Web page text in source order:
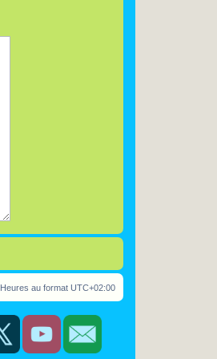
Heures au format UTC+02:00
T
w
i
Y
u
C
n